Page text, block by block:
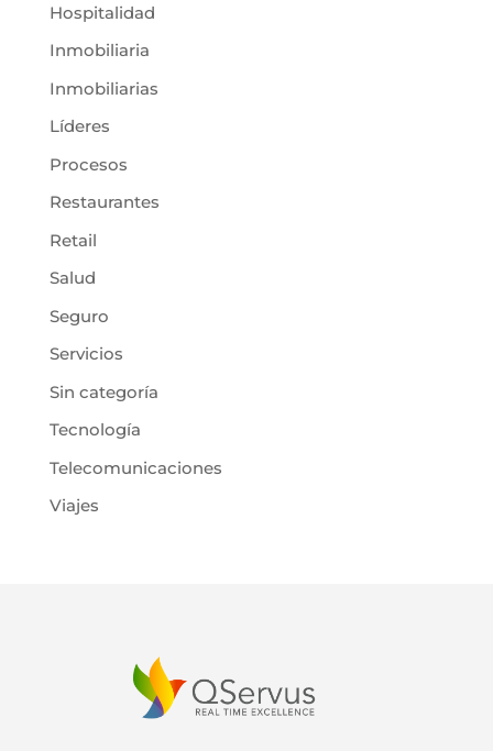
Hospitalidad
Inmobiliaria
Inmobiliarias
Líderes
Procesos
Restaurantes
Retail
Salud
Seguro
Servicios
Sin categoría
Tecnología
Telecomunicaciones
Viajes